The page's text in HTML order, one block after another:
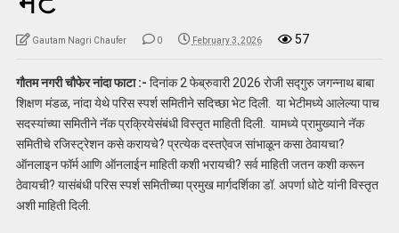
Gautam Nagri Chaufer 0 February 3, 2026 57
गौतम नगरी चौफेर नांदा फाटा :- दिनांक 2 फेब्रुवारी 2026 रोजी सद्गुरु जगन्नाथ बाबा
शिक्षण मंडळ, नांदा येथे परिस स्पर्श समितीने सदिच्छा भेट दिली. या भेटीमध्ये आलेल्या पाच
सदस्यांच्या समितीने नॅक प्रक्रियेसंबंधी विस्तृत माहिती दिली. यामध्ये प्रामुख्याने नॅक
समितीचे रजिस्ट्रेशन कसे करायचे? प्रत्येक दस्तऐवज सांभाळून कसा ठेवायचा?
ऑनलाइन फॉर्म आणि ऑनलाईन माहिती कशी भरायची? सर्व माहिती जतन कशी करून
ठेवायची? यासंबंधी परिस स्पर्श समितीच्या प्रमुख मार्गदर्शिका डॉ. अपर्णा धोटे यांनी विस्तृत
अशी माहिती दिली.